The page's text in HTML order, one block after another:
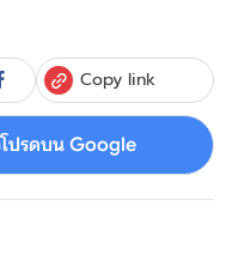
Copy link
ปรดบน Google